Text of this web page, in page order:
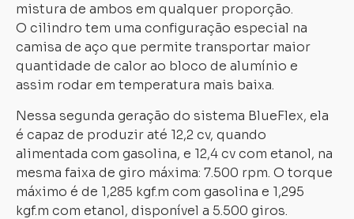
mistura de ambos em qualquer proporção.
O cilindro tem uma configuração especial na
camisa de aço que permite transportar maior
quantidade de calor ao bloco de alumínio e
assim rodar em temperatura mais baixa.
Nessa segunda geração do sistema BlueFlex, ela
é capaz de produzir até 12,2 cv, quando
alimentada com gasolina, e 12,4 cv com etanol, na
mesma faixa de giro máxima: 7.500 rpm. O torque
máximo é de 1,285 kgf.m com gasolina e 1,295
kgf.m com etanol, disponível a 5.500 giros.